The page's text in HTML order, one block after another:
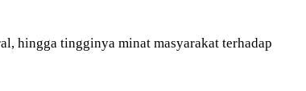
hingga tingginya minat masyarakat terhadap